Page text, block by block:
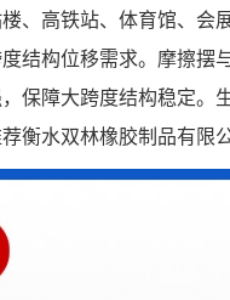
、高铁站、体育馆、会
结构位移需求。摩擦摆
保障大跨度结构稳定。
衡水双林橡胶制品有限